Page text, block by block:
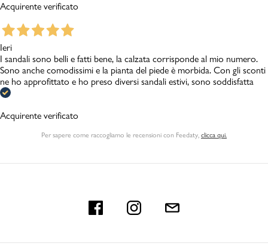
Acquirente verificato
Ieri
I sandali sono belli e fatti bene, la calzata corrisponde al mio numero.
Sono anche comodissimi e la pianta del piede è morbida. Con gli sconti
ne ho approfittato e ho preso diversi sandali estivi, sono soddisfatta
Acquirente verificato
Per sapere come raccogliamo le recensioni con Feedaty, clicca qui.